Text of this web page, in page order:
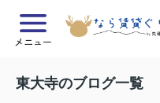
メニュー
東大寺のブログ一覧